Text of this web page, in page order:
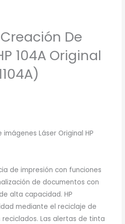
De
104A Original
Láser Original HP
de impresión con funciones
de documentos con
alta capacidad. HP
mediante el reciclaje de
Las alertas de tinta